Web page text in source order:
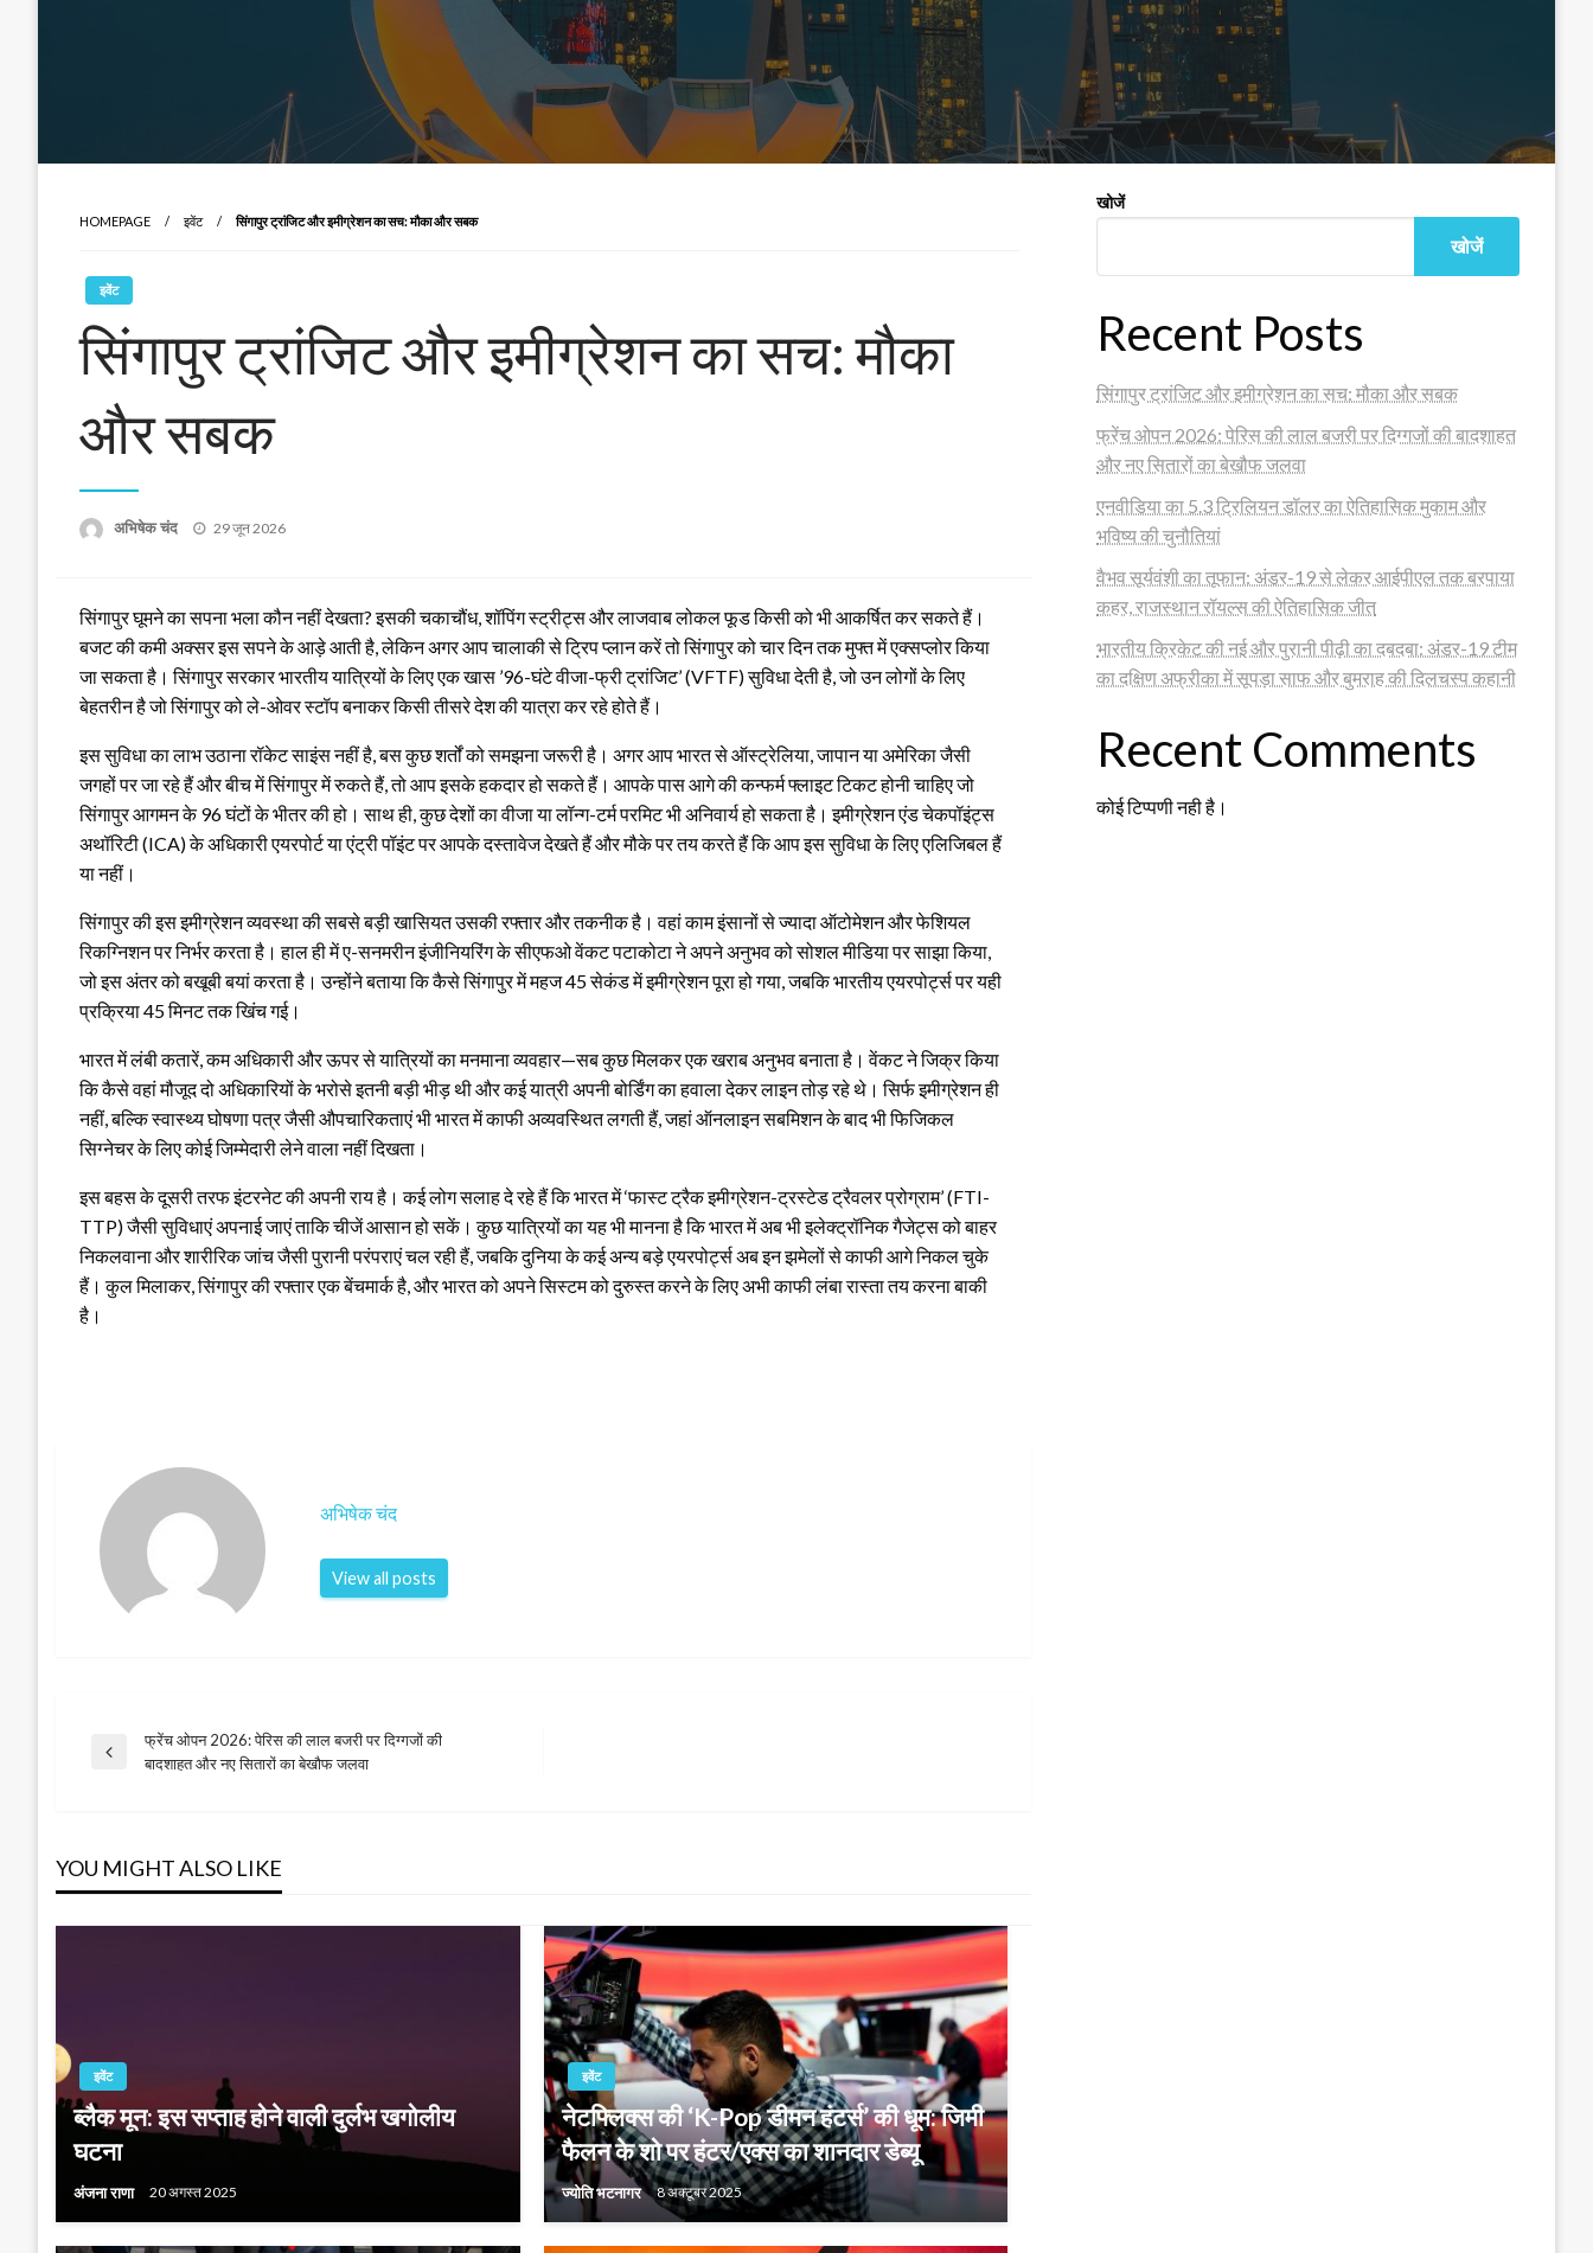
HOMEPAGE इवेंट सिंगापुर ट्रांजिट और इमीग्रेशन का सच: मौका और सबक
इवेंट
सिंगापुर ट्रांजिट और इमीग्रेशन का सच: मौका
और सबक
अभिषेक चंद
Posted
29 जून 2026
सिंगापुर घूमने का सपना भला कौन नहीं देखता? इसकी चकाचौंध, शॉपिंग स्ट्रीट्स और लाजवाब लोकल फूड किसी को भी आकर्षित कर सकते हैं।
बजट की कमी अक्सर इस सपने के आड़े आती है, लेकिन अगर आप चालाकी से ट्रिप प्लान करें तो सिंगापुर को चार दिन तक मुफ्त में एक्सप्लोर किया
जा सकता है। सिंगापुर सरकार भारतीय यात्रियों के लिए एक खास ’96-घंटे वीजा-फ्री ट्रांजिट’ (VFTF) सुविधा देती है, जो उन लोगों के लिए
बेहतरीन है जो सिंगापुर को ले-ओवर स्टॉप बनाकर किसी तीसरे देश की यात्रा कर रहे होते हैं।
इस सुविधा का लाभ उठाना रॉकेट साइंस नहीं है, बस कुछ शर्तों को समझना जरूरी है। अगर आप भारत से ऑस्ट्रेलिया, जापान या अमेरिका जैसी
जगहों पर जा रहे हैं और बीच में सिंगापुर में रुकते हैं, तो आप इसके हकदार हो सकते हैं। आपके पास आगे की कन्फर्म फ्लाइट टिकट होनी चाहिए जो
सिंगापुर आगमन के 96 घंटों के भीतर की हो। साथ ही, कुछ देशों का वीजा या लॉन्ग-टर्म परमिट भी अनिवार्य हो सकता है। इमीग्रेशन एंड चेकपॉइंट्स
अथॉरिटी (ICA) के अधिकारी एयरपोर्ट या एंट्री पॉइंट पर आपके दस्तावेज देखते हैं और मौके पर तय करते हैं कि आप इस सुविधा के लिए एलिजिबल हैं
या नहीं।
सिंगापुर की इस इमीग्रेशन व्यवस्था की सबसे बड़ी खासियत उसकी रफ्तार और तकनीक है। वहां काम इंसानों से ज्यादा ऑटोमेशन और फेशियल
रिकग्निशन पर निर्भर करता है। हाल ही में ए-सनमरीन इंजीनियरिंग के सीएफओ वेंकट पटाकोटा ने अपने अनुभव को सोशल मीडिया पर साझा किया,
जो इस अंतर को बखूबी बयां करता है। उन्होंने बताया कि कैसे सिंगापुर में महज 45 सेकंड में इमीग्रेशन पूरा हो गया, जबकि भारतीय एयरपोर्ट्स पर यही
प्रक्रिया 45 मिनट तक खिंच गई।
भारत में लंबी कतारें, कम अधिकारी और ऊपर से यात्रियों का मनमाना व्यवहार—सब कुछ मिलकर एक खराब अनुभव बनाता है। वेंकट ने जिक्र किया
कि कैसे वहां मौजूद दो अधिकारियों के भरोसे इतनी बड़ी भीड़ थी और कई यात्री अपनी बोर्डिंग का हवाला देकर लाइन तोड़ रहे थे। सिर्फ इमीग्रेशन ही
नहीं, बल्कि स्वास्थ्य घोषणा पत्र जैसी औपचारिकताएं भी भारत में काफी अव्यवस्थित लगती हैं, जहां ऑनलाइन सबमिशन के बाद भी फिजिकल
सिग्नेचर के लिए कोई जिम्मेदारी लेने वाला नहीं दिखता।
इस बहस के दूसरी तरफ इंटरनेट की अपनी राय है। कई लोग सलाह दे रहे हैं कि भारत में ‘फास्ट ट्रैक इमीग्रेशन-ट्रस्टेड ट्रैवलर प्रोग्राम’ (FTI-
TTP) जैसी सुविधाएं अपनाई जाएं ताकि चीजें आसान हो सकें। कुछ यात्रियों का यह भी मानना है कि भारत में अब भी इलेक्ट्रॉनिक गैजेट्स को बाहर
निकलवाना और शारीरिक जांच जैसी पुरानी परंपराएं चल रही हैं, जबकि दुनिया के कई अन्य बड़े एयरपोर्ट्स अब इन झमेलों से काफी आगे निकल चुके
हैं। कुल मिलाकर, सिंगापुर की रफ्तार एक बेंचमार्क है, और भारत को अपने सिस्टम को दुरुस्त करने के लिए अभी काफी लंबा रास्ता तय करना बाकी
है।
अभिषेक चंद
View all posts
पोस्ट
Previous
फ्रेंच ओपन 2026: पेरिस की लाल बजरी पर दिग्गजों की
बादशाहत और नए सितारों का बेखौफ जलवा
YOU MIGHT ALSO LIKE
इवेंट
ब्लैक मून: इस सप्ताह होने वाली दुर्लभ खगोलीय
घटना
अंजना राणा 20 अगस्त 2025
इवेंट
नेटफ्लिक्स की ‘K-Pop डीमन हंटर्स’ की धूम: जिमी
फैलन के शो पर हंटर/एक्स का शानदार डेब्यू
ज्योति भटनागर 8 अक्टूबर 2025
खोजें
खोजें
Recent Posts
सिंगापुर ट्रांजिट और इमीग्रेशन का सच: मौका और सबक
फ्रेंच ओपन 2026: पेरिस की लाल बजरी पर दिग्गजों की बादशाहत
और नए सितारों का बेखौफ जलवा
एनवीडिया का 5.3 ट्रिलियन डॉलर का ऐतिहासिक मुकाम और
भविष्य की चुनौतियां
वैभव सूर्यवंशी का तूफान: अंडर-19 से लेकर आईपीएल तक बरपाया
कहर, राजस्थान रॉयल्स की ऐतिहासिक जीत
भारतीय क्रिकेट की नई और पुरानी पीढ़ी का दबदबा: अंडर-19 टीम
का दक्षिण अफ्रीका में सूपड़ा साफ और बुमराह की दिलचस्प कहानी
Recent Comments
कोई टिप्पणी नही है।